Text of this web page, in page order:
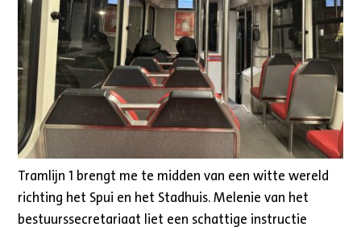
Tramlijn 1 brengt me te midden van een witte wereld
richting het Spui en het Stadhuis. Melenie van het
bestuurssecretariaat liet een schattige instructie